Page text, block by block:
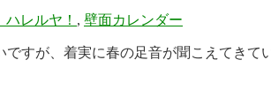
レルヤ！ , 壁面カレンダー
すが、着実に春の足音が聞こえてきて